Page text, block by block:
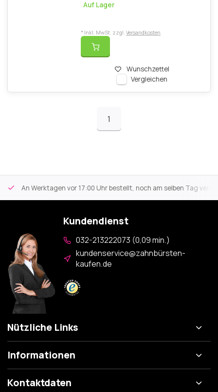
Auf Lager
Wunschzettel
Vergleichen
* Inkl. MwSt. zzgl. Versandkosten
1
An Werktagen vor 17:00 Uhr bestellt, noch am selben Tag
Kundendienst
032-213222073 (0,09 min.)
kundenservice@zahnbürsten-
kaufen.de
Nützliche Links
Informationen
Kontaktdaten